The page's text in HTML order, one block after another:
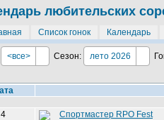
любительских
Список гонок Календарь
<все> Сезон: лето 2026
4 Спортмастер RPO Fest